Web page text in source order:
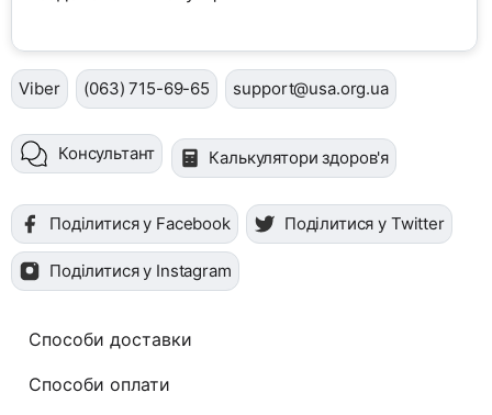
Viber (063) 715-69-65 support@usa.org.ua
Консультант Калькулятори здоров'я
Поділитися у Facebook Поділитися у Twitter
Поділитися у Instagram
Способи доставки
Способи оплати